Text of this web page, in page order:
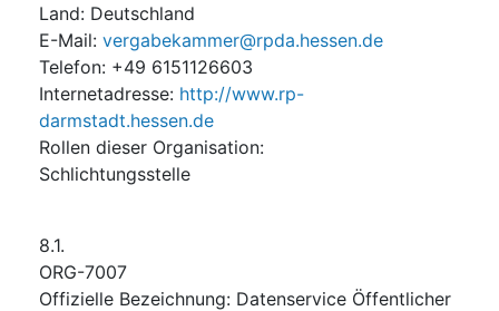
Land: Deutschland
E-Mail: vergabekammer@rpda.hessen.de
Telefon: +49 6151126603
Internetadresse: http://www.rp-
darmstadt.hessen.de
Rollen dieser Organisation:
Schlichtungsstelle
8.1.
ORG-7007
Offizielle Bezeichnung: Datenservice Öffentlicher